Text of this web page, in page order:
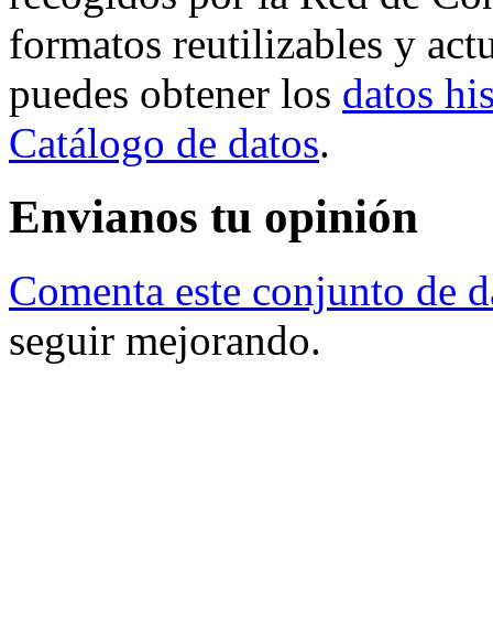
formatos reutilizables y
puedes obtener los datos
Catálogo de datos.
Envianos tu opinión
Comenta este conjunto de
seguir mejorando.